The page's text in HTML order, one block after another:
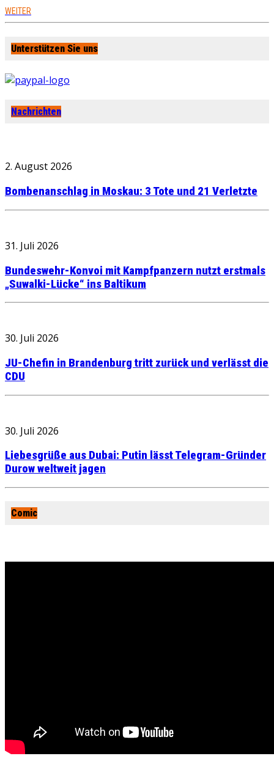
WEITER
Unterstützen Sie uns
Nachrichten
2. August 2026
Bombenanschlag in Moskau: 3 Tote und 21 Verletzte
31. Juli 2026
Bundeswehr-Konvoi mit Kampfpanzern nutzt erstmals
„Suwalki-Lücke“ ins Baltikum
30. Juli 2026
JU-Chefin in Brandenburg tritt zurück und verlässt die
CDU
30. Juli 2026
Liebesgrüße aus Dubai: Putin lässt Telegram-Gründer
Durow weltweit jagen
Comic